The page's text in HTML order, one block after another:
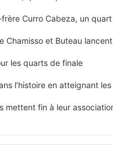
Curro Cabeza, un
Chamisso et Buteau
les quarts de finale
l’histoire en atteignant
mettent fin à leur